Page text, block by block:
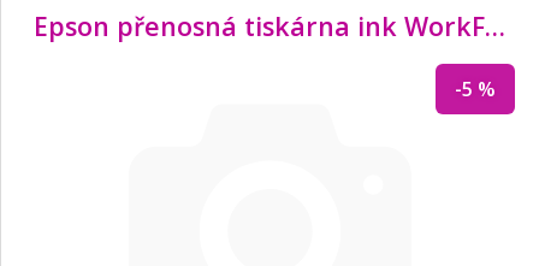
Epson přenosná tiskárna ink WorkForce WF-100W MFZ, A4
-5 %